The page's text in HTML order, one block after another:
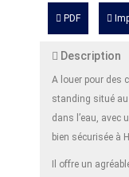
PDF
Description
A louer pour des
standing situé au
dans l’eau, avec
bien sécurisée à
Il offre un